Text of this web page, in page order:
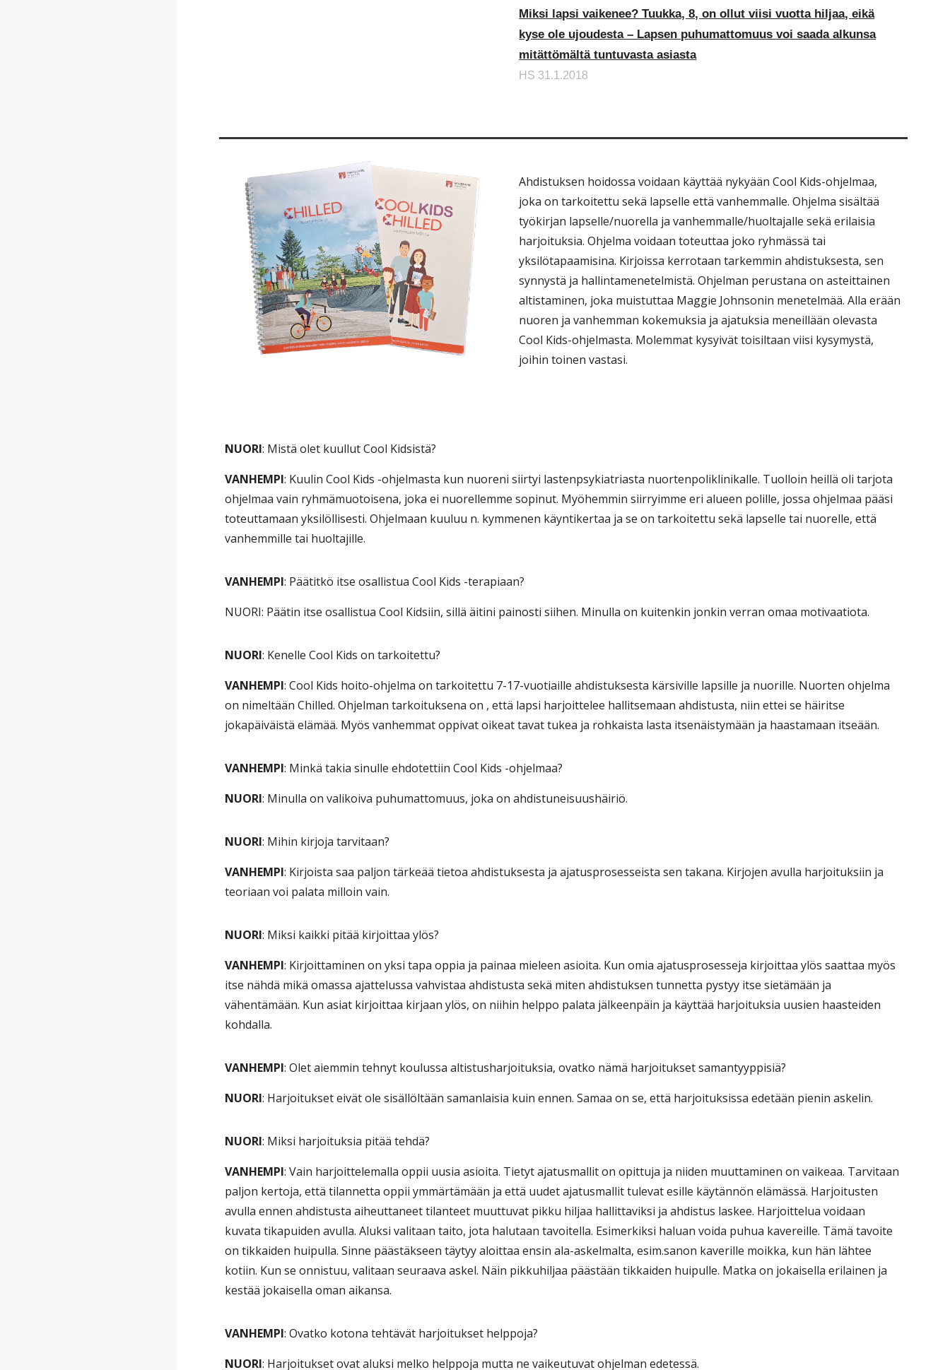
Miksi lapsi vaikenee? Tuukka, 8, on ollut viisi vuotta hiljaa, eikä
kyse ole ujoudesta – Lapsen puhumattomuus voi saada alkunsa
mitättömältä tuntuvasta asiasta
H S 31.1.2018
Ahdistuksen hoidossa voidaan käyttää nykyään Cool Kids-ohjelmaa,
joka on tarkoitettu sekä lapselle että vanhemmalle. Ohjelma sisältää
työkirjan lapselle/nuorella ja vanhemmalle/huoltajalle sekä erilaisia
harjoituksia. Ohjelma voidaan toteuttaa joko ryhmässä tai
yksilötapaamisina. Kirjoissa kerrotaan tarkemmin ahdistuksesta, sen
synnystä ja hallintamenetelmistä. Ohjelman perustana on asteittainen
altistaminen, joka muistuttaa Maggie Johnsonin menetelmää. Alla erään
nuoren ja vanhemman kokemuksia ja ajatuksia meneillään olevasta
Cool Kids-ohjelmasta. Molemmat kysyivät toisiltaan viisi kysymystä,
joihin toinen vastasi.
NUORI: Mistä olet kuullut Cool Kidsistä?
VANHEMPI: Kuulin Cool Kids -ohjelmasta kun nuoreni siirtyi lastenpsykiatriasta nuortenpoliklinikalle. Tuolloin heillä oli tarjota
ohjelmaa vain ryhmämuotoisena, joka ei nuorellemme sopinut. Myöhemmin siirryimme eri alueen polille, jossa ohjelmaa pääsi
toteuttamaan yksilöllisesti. Ohjelmaan kuuluu n. kymmenen käyntikertaa ja se on tarkoitettu sekä lapselle tai nuorelle, että
vanhemmille tai huoltajille.
VANHEMPI: Päätitkö itse osallistua Cool Kids -terapiaan?
NUORI: Päätin itse osallistua Cool Kidsiin, sillä äitini painosti siihen. Minulla on kuitenkin jonkin verran omaa motivaatiota.
NUORI: Kenelle Cool Kids on tarkoitettu?
VANHEMPI: Cool Kids hoito-ohjelma on tarkoitettu 7-17-vuotiaille ahdistuksesta kärsiville lapsille ja nuorille. Nuorten ohjelma
on nimeltään Chilled. Ohjelman tarkoituksena on , että lapsi harjoittelee hallitsemaan ahdistusta, niin ettei se häiritse
jokapäiväistä elämää. Myös vanhemmat oppivat oikeat tavat tukea ja rohkaista lasta itsenäistymään ja haastamaan itseään.
VANHEMPI: Minkä takia sinulle ehdotettiin Cool Kids -ohjelmaa?
NUORI: Minulla on valikoiva puhumattomuus, joka on ahdistuneisuushäiriö.
NUORI: Mihin kirjoja tarvitaan?
VANHEMPI: Kirjoista saa paljon tärkeää tietoa ahdistuksesta ja ajatusprosesseista sen takana. Kirjojen avulla harjoituksiin ja
teoriaan voi palata milloin vain.
NUORI: Miksi kaikki pitää kirjoittaa ylös?
VANHEMPI: Kirjoittaminen on yksi tapa oppia ja painaa mieleen asioita. Kun omia ajatusprosesseja kirjoittaa ylös saattaa myös
itse nähdä mikä omassa ajattelussa vahvistaa ahdistusta sekä miten ahdistuksen tunnetta pystyy itse sietämään ja
vähentämään. Kun asiat kirjoittaa kirjaan ylös, on niihin helppo palata jälkeenpäin ja käyttää harjoituksia uusien haasteiden
kohdalla.
VANHEMPI: Olet aiemmin tehnyt koulussa altistusharjoituksia, ovatko nämä harjoitukset samantyyppisiä?
NUORI: Harjoitukset eivät ole sisällöltään samanlaisia kuin ennen. Samaa on se, että harjoituksissa edetään pienin askelin.
NUORI: Miksi harjoituksia pitää tehdä?
VANHEMPI: Vain harjoittelemalla oppii uusia asioita. Tietyt ajatusmallit on opittuja ja niiden muuttaminen on vaikeaa. Tarvitaan
paljon kertoja, että tilannetta oppii ymmärtämään ja että uudet ajatusmallit tulevat esille käytännön elämässä. Harjoitusten
avulla ennen ahdistusta aiheuttaneet tilanteet muuttuvat pikku hiljaa hallittaviksi ja ahdistus laskee. Harjoittelua voidaan
kuvata tikapuiden avulla. Aluksi valitaan taito, jota halutaan tavoitella. Esimerkiksi haluan voida puhua kavereille. Tämä tavoite
on tikkaiden huipulla. Sinne päästäkseen täytyy aloittaa ensin ala-askelmalta, esim.sanon kaverille moikka, kun hän lähtee
kotiin. Kun se onnistuu, valitaan seuraava askel. Näin pikkuhiljaa päästään tikkaiden huipulle. Matka on jokaisella erilainen ja
kestää jokaisella oman aikansa.
VANHEMPI: Ovatko kotona tehtävät harjoitukset helppoja?
NUORI: Harjoitukset ovat aluksi melko helppoja mutta ne vaikeutuvat ohjelman edetessä.